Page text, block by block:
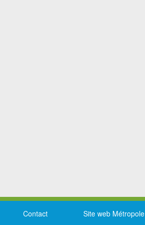
Contact Site web Métropole